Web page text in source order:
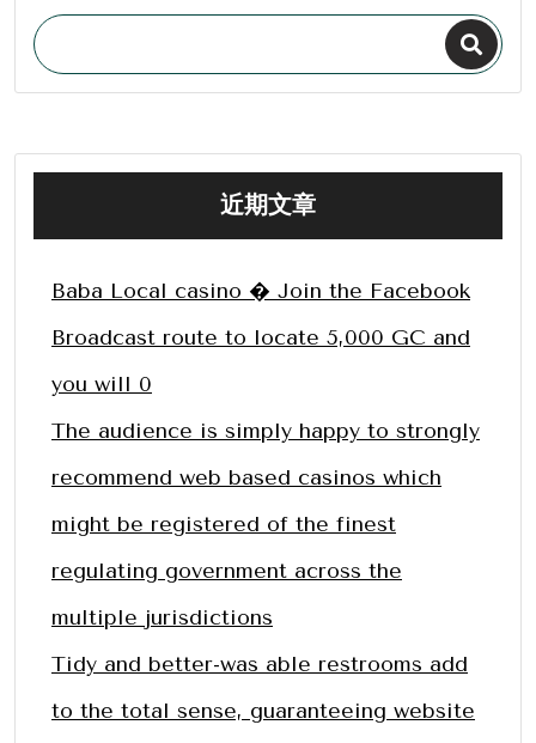
近期文章
Baba Local casino � Join the Facebook
Broadcast route to locate 5,000 GC and
you will 0
The audience is simply happy to strongly
recommend web based casinos which
might be registered of the finest
regulating government across the
multiple jurisdictions
Tidy and better-was able restrooms add
to the total sense, guaranteeing website